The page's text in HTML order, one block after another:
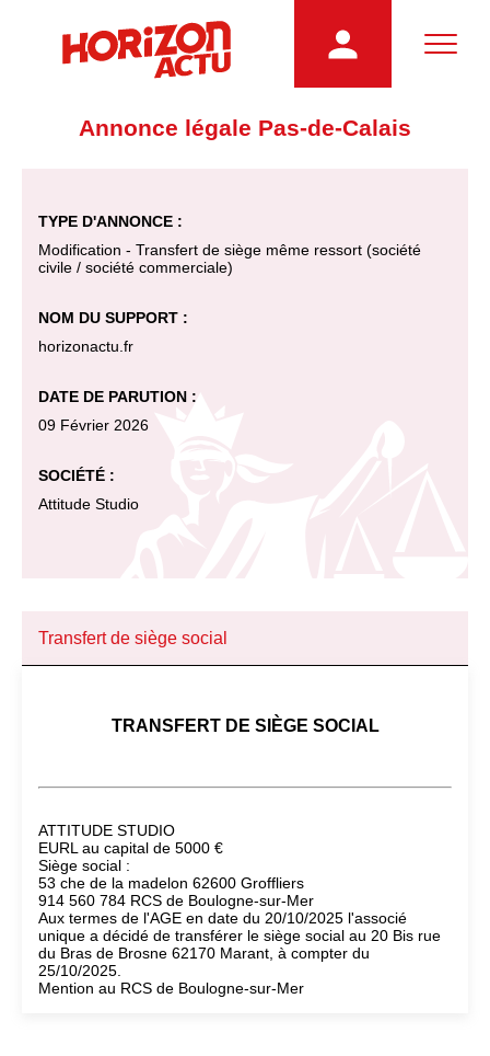
Annonce légale Pas-de-Calais
TYPE D'ANNONCE :
Modification - Transfert de siège même ressort (société
civile / société commerciale)
NOM DU SUPPORT :
horizonactu.fr
DATE DE PARUTION :
09 Février 2026
SOCIÉTÉ :
Attitude Studio
Transfert de siège social
TRANSFERT DE SIÈGE SOCIAL
ATTITUDE STUDIO
EURL au capital de 5000 €
Siège social :
53 che de la madelon 62600 Groffliers
914 560 784 RCS de Boulogne-sur-Mer
Aux termes de l'AGE en date du 20/10/2025 l'associé
unique a décidé de transférer le siège social au 20 Bis rue
du Bras de Brosne 62170 Marant, à compter du
25/10/2025.
Mention au RCS de Boulogne-sur-Mer